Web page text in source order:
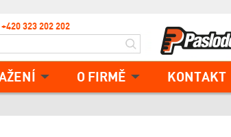
O FIRMĚ KONTAKT
323 202 202